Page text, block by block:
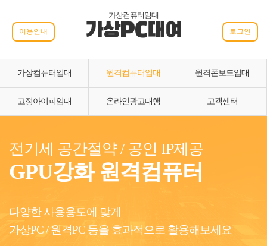
가상컴퓨터임대
가상PC대여
이용안내 로그인
가상컴퓨터임대 원격컴퓨터임대 원격폰보드임대
고정아이피임대 온라인광고대행 고객센터
전기세 공간절약 / 공인 IP제공
GPU강화 원격컴퓨터
다양한 사용용도에 맞게
가상PC / 원격PC 등을 효과적으로 활용해보세요